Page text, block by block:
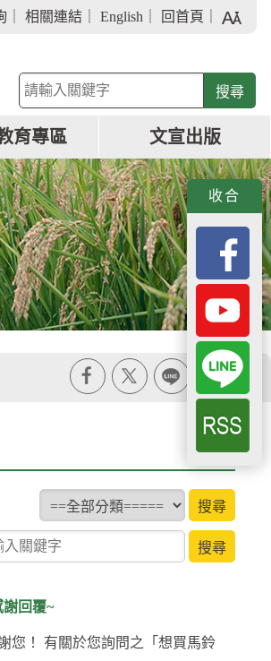
相關連結 English 回首頁
小
關
鍵
查
詢
育專區 文宣出版
收合
type 搜尋
查詢
回覆~
您！ 有關於您詢問之「想買馬鈴